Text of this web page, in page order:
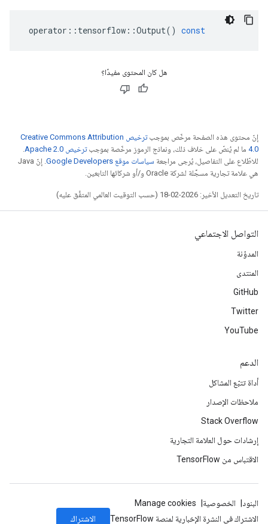
operator :: tensorflow ::Output() const
هل كان المحتوى مفيدًا؟
إنّ محتوى هذه الصفحة مرخّص بموجب
ترخيص Creative Commons Attribution
4.0‏ ما لم يُنصّ على خلاف ذلك، ونماذج الرموز مرخّصة بموجبترخيص Apache 2.0‏
.
للاطّلاع على التفاصيل، يُرجى مراجعة سياسات موقع Google Developers‏
. إنّ Java
هي علامة تجارية مسجَّلة لشركة Oracle و/أو شركائها التابعين.
تاريخ التعديل الأخير: 2026-02-18 (حسب التوقيت العالمي المتفَّق عليه)
التواصل الاجتماعي
المدوّنة
المنتدى
GitHub
Twitter
YouTube
الدعم
أداة تتبّع المشاكل
ملاحظات الإصدار
Stack Overflow
إرشادات حول العلامة التجارية
الاقتباس من TensorFlow
البنود الخصوصية
Manage cookies
الاشتراك في النشرة الإخبارية لمنصة TensorFlow
الاشتراك